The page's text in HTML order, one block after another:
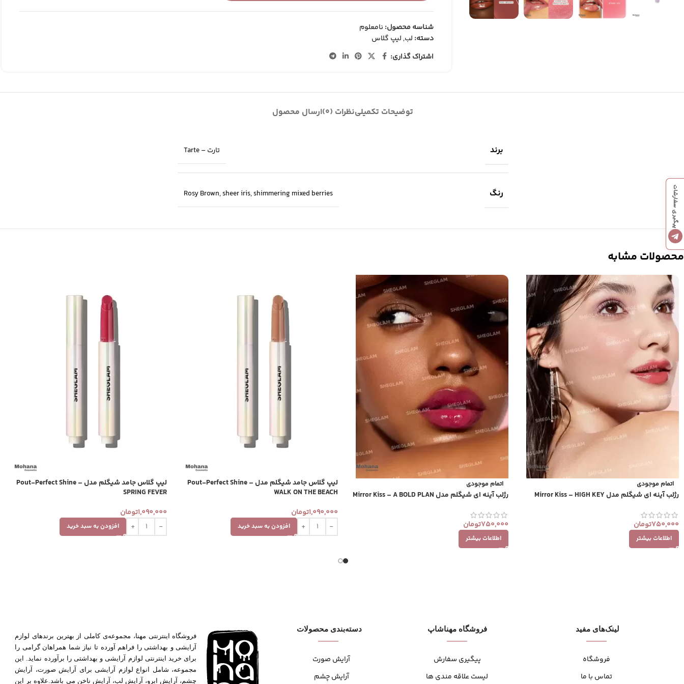
مداد چشم
بالم لب
کانسیلر
BB وCC کرم
شناسه محصول: نامعلوم
دسته: لب,لیپ گلاس
اشتراک گذاری:
توضیحات تکمیلینظرات (0) ارسال محصول
برند تارت – Tarte
رنگ Rosy Brown,sheer iris,shimmering mixed berries
محصولات مشابه
اتمام موجودی
رژلب آینه ای شیگلم مدل Mirror Kiss – HIGH KEY
750,000تومان
اطلاعات بیشتر
اتمام موجودی
رژلب آینه ای شیگلم مدل Mirror Kiss – A BOLD PLAN
750,000تومان
اطلاعات بیشتر
لیپ گلاس جامد شیگلم مدل Pout-Perfect Shine –
WALK ON THE BEACH
1,090,000تومان
افزودن به سبد خرید
لیپ گلاس جامد شیگلم مدل Pout-Perfect Shine –
SPRING FEVER
1,090,000تومان
افزودن به سبد خرید
لینک‌های مفید
فروشگاه
تماس با ما
فروشگاه مهنا‌شاپ
پیگیری سفارش
لیست علاقه مندی ها
دسته‌بندی محصولات
آرایش صورت
آرایش چشم
فروشگاه اینترنتی مهنا، مجموعه‌ی کاملی از بهترین برندهای لوازم
آرایشی و بهداشتی را فراهم آورده تا نیاز شما همراهان گرامی را
برای خرید اینترنتی لوازم آرایشی و بهداشتی را برآورده نماید. این
مجموعه، شامل انواع لوازم آرایشی برای آرایش صورت، آرایش
چشم، آرایش ابرو، آرایش لب، آرایش ناخن می باشد.علاوه بر این
پیگیری سفارشات